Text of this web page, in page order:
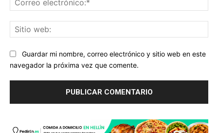
Guardar mi nombre, correo electrónico y sitio web en este
navegador la próxima vez que comente.